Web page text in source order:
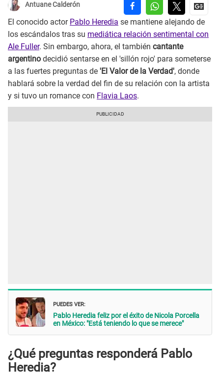
Antuane Calderón
El conocido actor Pablo Heredia se mantiene alejando de
los escándalos tras su mediática relación sentimental con
Ale Fuller. Sin embargo, ahora, el también cantante
argentino decidió sentarse en el 'sillón rojo' para someterse
a las fuertes preguntas de 'El Valor de la Verdad', donde
hablará sobre la verdad del fin de su relación con la artista
y si tuvo un romance con Flavia Laos.
PUEDES VER:
Pablo Heredia feliz por el éxito de Nicola Porcella
en México: "Está teniendo lo que se merece"
¿Qué preguntas responderá Pablo
Heredia?